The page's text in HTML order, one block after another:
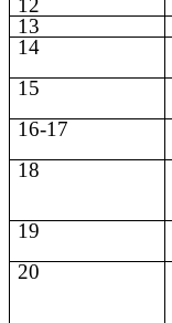
12
13
14
15
16-17
18
19
20